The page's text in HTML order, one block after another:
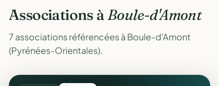
Associations àBoule-d'Amont
7 associations référencées à Boule-d'Amont
(Pyrénées-Orientales).